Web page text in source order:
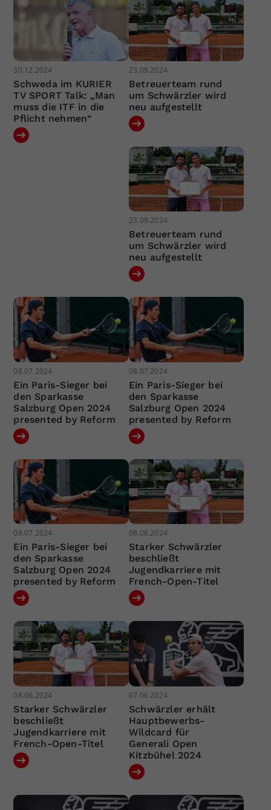
30.12.2024
Schweda im KURIER
TV SPORT Talk: „Man
muss die ITF in die
Pflicht nehmen“
23.09.2024
Betreuerteam rund
um Schwärzler wird
neu aufgestellt
23.09.2024
Betreuerteam rund
um Schwärzler wird
neu aufgestellt
08.07.2024
Ein Paris-Sieger bei
den Sparkasse
Salzburg Open 2024
presented by Reform
08.07.2024
Ein Paris-Sieger bei
den Sparkasse
Salzburg Open 2024
presented by Reform
08.07.2024
Ein Paris-Sieger bei
den Sparkasse
Salzburg Open 2024
presented by Reform
08.06.2024
Starker Schwärzler
beschließt
Jugendkarriere mit
French-Open-Titel
08.06.2024
Starker Schwärzler
beschließt
Jugendkarriere mit
French-Open-Titel
07.06.2024
Schwärzler erhält
Hauptbewerbs-
Wildcard für
Generali Open
Kitzbühel 2024